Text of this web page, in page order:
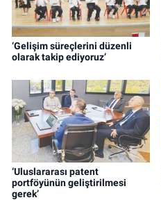
‘Gelişim süreçlerini düzenli
olarak takip ediyoruz’
‘Uluslararası patent
portföyünün geliştirilmesi
gerek’